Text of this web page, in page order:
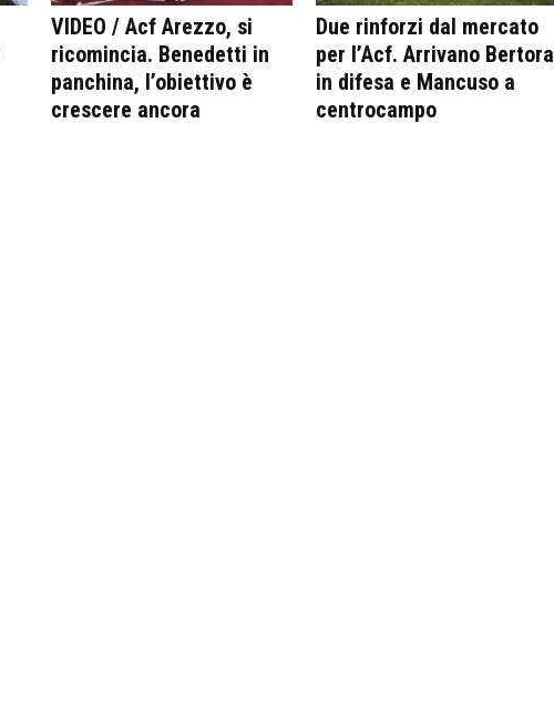
VIDEO / Acf Arezzo, si
ricomincia. Benedetti in
panchina, l’obiettivo è
crescere ancora
Due rinforzi dal mercato
per l’Acf. Arrivano Bertora
in difesa e Mancuso a
centrocampo